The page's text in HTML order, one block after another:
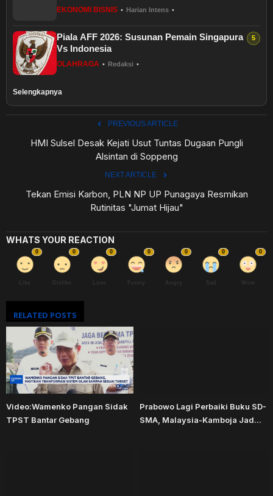
EKONOMI BISNIS • Harian Intens •
Piala AFF 2026: Susunan Pemain Singapura
Vs Indonesia
OLAHRAGA • Redaksi •
Selengkapnya
PREVIOUS ARTICLE
HMI Sulsel Desak Kejati Usut Tuntas Dugaan Pungli
Alsintan di Soppeng
NEXT ARTICLE
Tekan Emisi Karbon, PLN NP UP Punagaya Resmikan
Rutinitas "Jumat Hijau"
WHATS YOUR REACTION
0 0
Dislike
0
Love
0
Funny
0
Angry
0
Sad
0
Wow
RELATED POSTS
Video:Wamenko Pangan Sidak
TPST Bantar Gebang
Prabowo Lagi Perbaiki Buku SD-
SMA, Malaysia-Kamboja Jad...